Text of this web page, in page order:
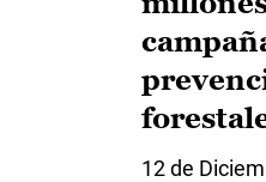
12 de